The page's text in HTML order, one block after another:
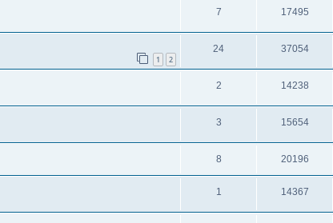
7 17495
1 2
24 37054
2 14238
3 15654
8 20196
1 14367